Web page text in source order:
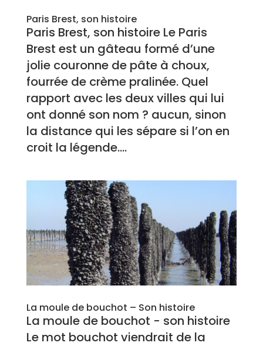
Paris Brest, son histoire
Paris Brest, son histoire Le Paris
Brest est un gâteau formé d’une
jolie couronne de pâte à choux,
fourrée de crème pralinée. Quel
rapport avec les deux villes qui lui
ont donné son nom ? aucun, sinon
la distance qui les sépare si l’on en
croit la légende....
La moule de bouchot – Son histoire
La moule de bouchot - son histoire
Le mot bouchot viendrait de la